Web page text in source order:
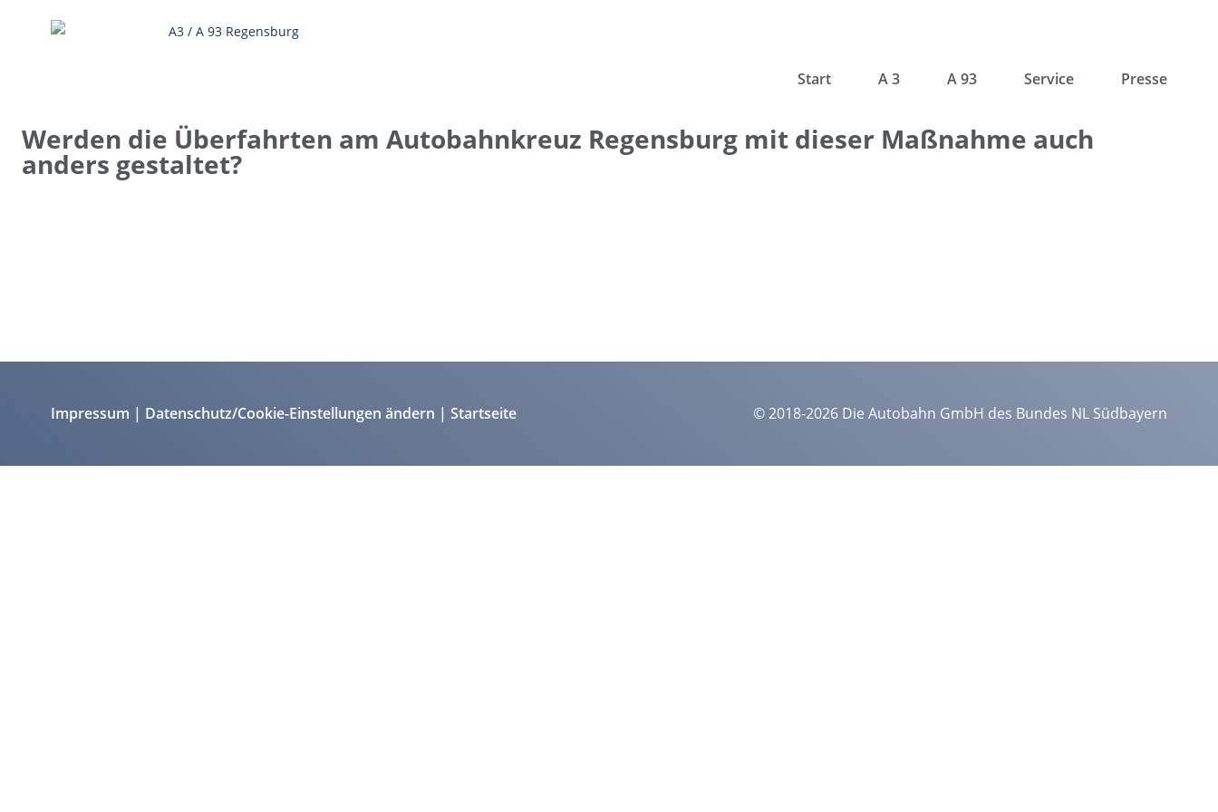
Start A 3 A 93 Service Presse
Werden die Überfahrten am Autobahnkreuz Regensburg mit dieser Maßnahme auch
anders gestaltet?
Impressum Datenschutz/Cookie-Einstellungen ändern Startseite © 2018-2026 Die Autobahn GmbH des Bundes NL Südbayern